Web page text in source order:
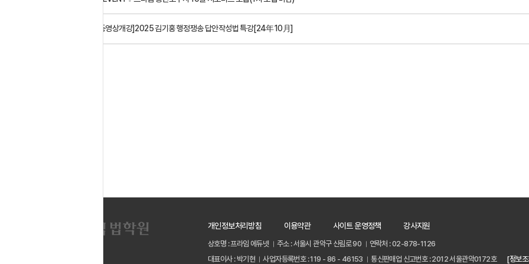
[동영상개강]2025 김기홍 행정쟁송 답안작성법 특강[24年10月]
개인정보처리방침 이용약관 사이트 운영정책 강사지원
상호명 : 프라임 에듀넷 주소 : 서울시 관악구 신림로 90
연락처 : 02-878-1126
대표이사 : 박기현
사업자등록번호 : 119 - 86 - 46153 통신판매업 신고번호 : 2012 서울관악0172호 [정보